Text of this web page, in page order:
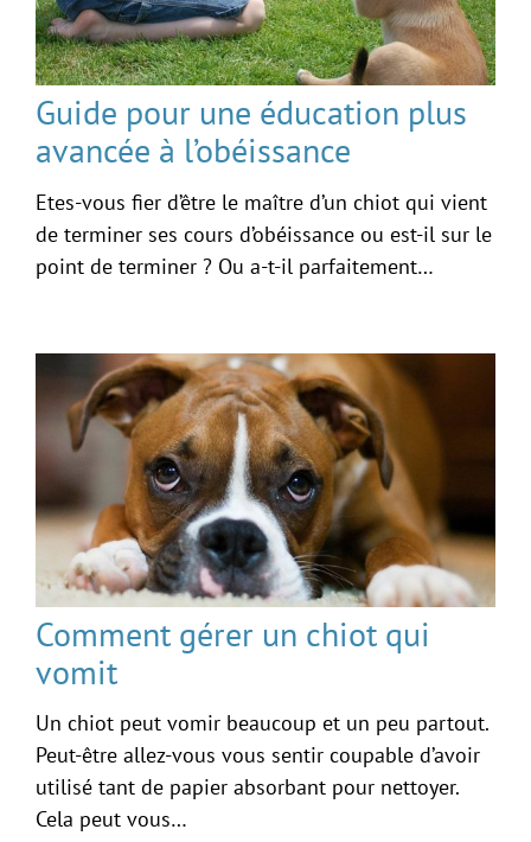
Guide pour une éducation plus
avancée à l’obéissance
Etes-vous fier d’être le maître d’un chiot qui vient
de terminer ses cours d’obéissance ou est-il sur le
point de terminer ? Ou a-t-il parfaitement…
Comment gérer un chiot qui
vomit
Un chiot peut vomir beaucoup et un peu partout.
Peut-être allez-vous vous sentir coupable d’avoir
utilisé tant de papier absorbant pour nettoyer.
Cela peut vous…